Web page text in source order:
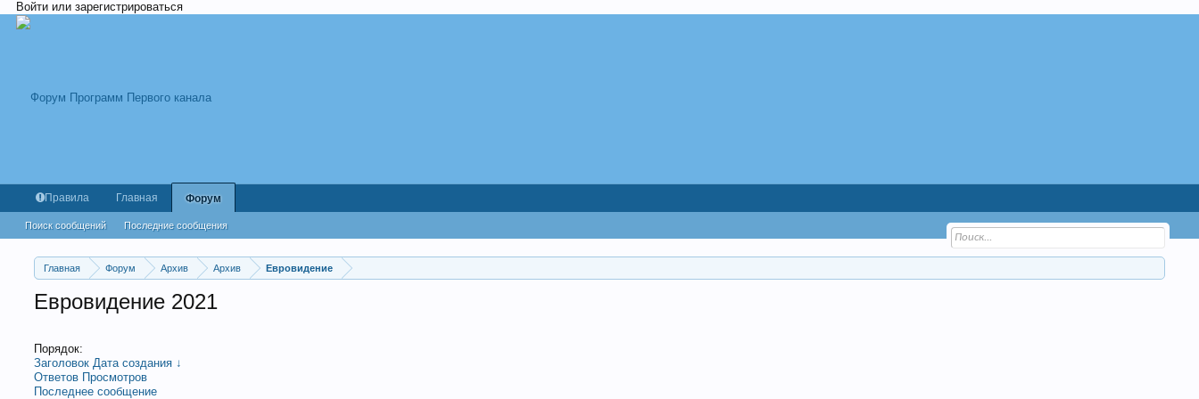
Войти или зарегистрироваться
Главная Форум Архив Архив Евровидение
Евровидение 2021
Порядок:
Заголовок Дата создания ↓
Ответов Просмотров
Последнее сообщение
Правила Главная Форум
Поиск сообщений Последние сообщения